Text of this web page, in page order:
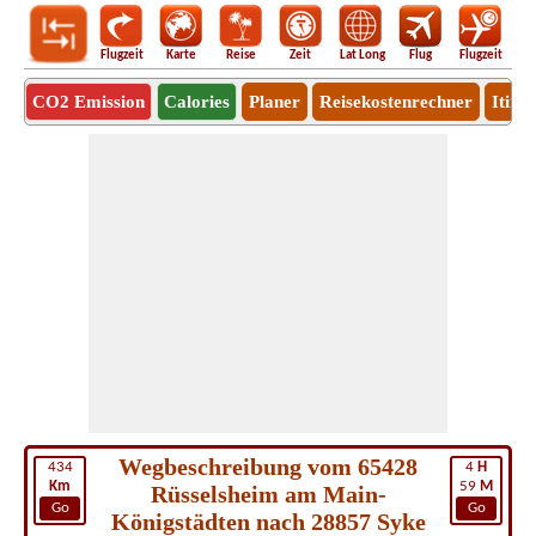
Flugzeit Karte Reise Zeit Lat Long Flug Flugzeit
CO2 Emission Calories Planer Reisekostenrechner
434
Km
Go
4 H
59 M
Go
Wegbeschreibung vom 65428
Rüsselsheim am Main-
Königstädten nach 28857 Syke